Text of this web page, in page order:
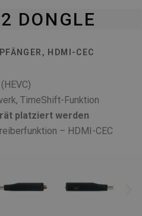
DONGLE
HDMI-CEC
TimeShift-Funktion
platziert werden
– HDMI-CEC